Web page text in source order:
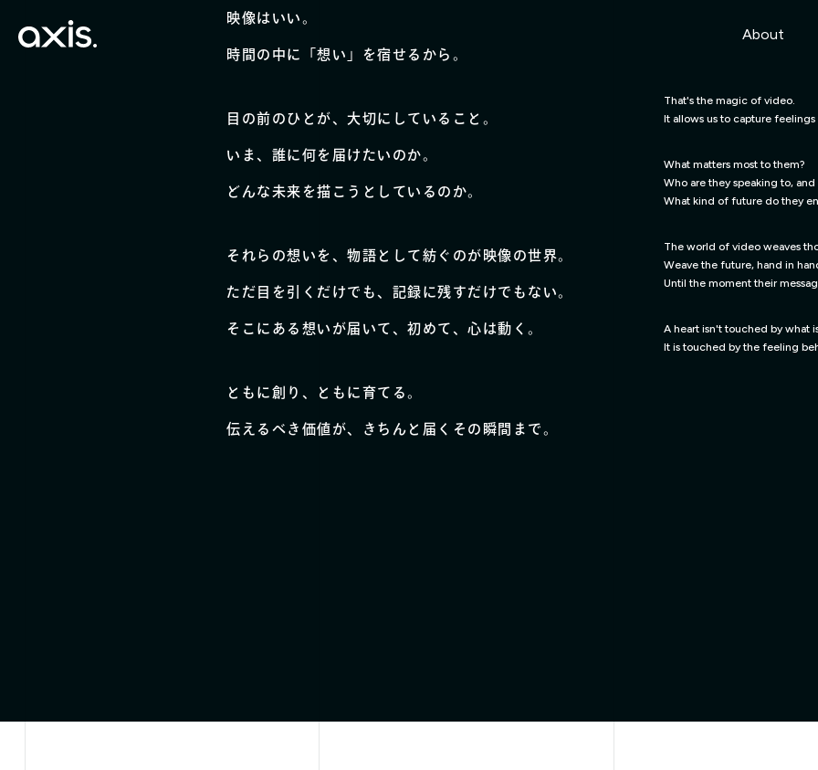
About
映像はいい。
時間の中に「想い」を宿せるから。
目の前のひとが、大切にしていること。
いま、誰に何を届けたいのか。
どんな未来を描こうとしているのか。
それらの想いを、物語として紡ぐのが映像の世界。
ただ目を引くだけでも、記録に残すだけでもない。
そこにある想いが届いて、初めて、心は動く。
ともに創り、ともに育てる。
伝えるべき価値が、きちんと届くその瞬間まで。
That's the magic of video.
It allows us to capture
What matters most to them?
Who are they speaking to,
What kind of future do they
The world of video weaves
Weave the future, hand in
Until the moment their
A heart isn't touched by what
It is touched by the feeling